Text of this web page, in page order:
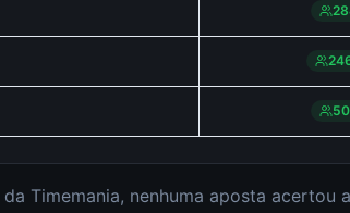
da Timemania, nenhuma aposta acertou